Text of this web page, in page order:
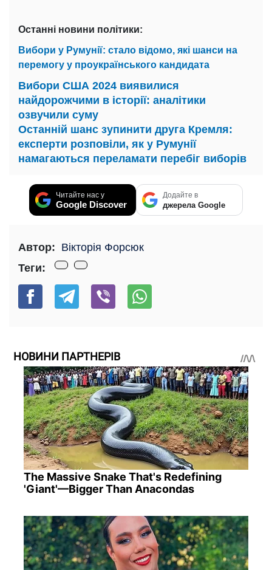
Останні новини політики:
Вибори у Румунії: стало відомо, які шанси на
перемогу у проукраїнського кандидата
Вибори США 2024 виявилися
найдорожчими в історії: аналітики
озвучили суму
Останній шанс зупинити друга Кремля:
експерти розповіли, як у Румунії
намагаються переламати перебіг виборів
Читайте нас у
Google Discover
Додайте в
джерела Google
Автор: Вікторія Форсюк
Теги:
НОВИНИ ПАРТНЕРІВ
The Massive Snake That's Redefining
'Giant'—Bigger Than Anacondas